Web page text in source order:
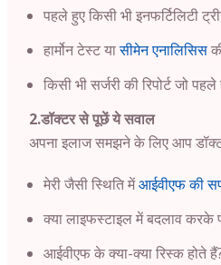
पहले हुए किसी भी इनफर्टिलिटी
हार्मोन टेस्ट यासीमेन एनालिसिस
किसी भी सर्जरी की रिपोर्ट जो
2.डॉक्टर से पूछें ये सवाल
अपना इलाज समझने के लिए आप
मेरी जैसी स्थिति मेंआईवीएफ की
क्या लाइफस्टाइल में बदलाव करके
आईवीएफ के क्या-क्या रिस्क होते